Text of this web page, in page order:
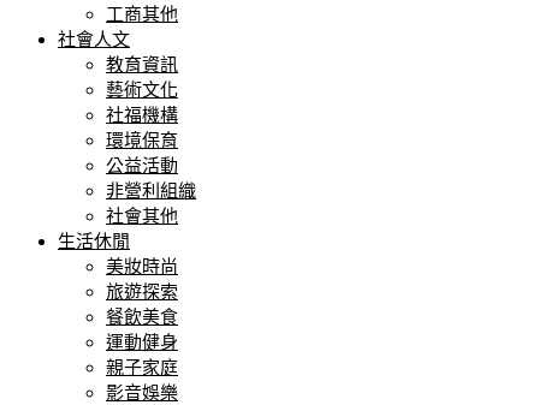
工商其他
社會人文
教育資訊
藝術文化
社福機構
環境保育
公益活動
非營利組織
社會其他
生活休閒
美妝時尚
旅遊探索
餐飲美食
運動健身
親子家庭
影音娛樂